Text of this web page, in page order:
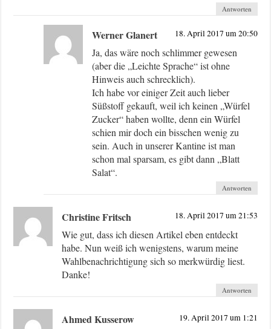
Antworten
Werner Glanert 18. April 2017 um 20:50
Ja, das wäre noch schlimmer gewesen
(aber die „Leichte Sprache“ ist ohne
Hinweis auch schrecklich).
Ich habe vor einiger Zeit auch lieber
Süßstoff gekauft, weil ich keinen „Würfel
Zucker“ haben wollte, denn ein Würfel
schien mir doch ein bisschen wenig zu
sein. Auch in unserer Kantine ist man
schon mal sparsam, es gibt dann „Blatt
Salat“.
Antworten
Christine Fritsch 18. April 2017 um 21:53
Wie gut, dass ich diesen Artikel eben entdeckt
habe. Nun weiß ich wenigstens, warum meine
Wahlbenachrichtigung sich so merkwürdig liest.
Danke!
Antworten
Ahmed Kusserow 19. April 2017 um 1:21